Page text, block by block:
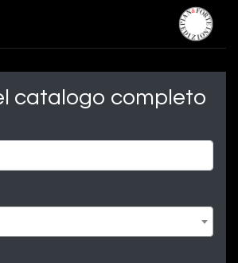
catalogo completo